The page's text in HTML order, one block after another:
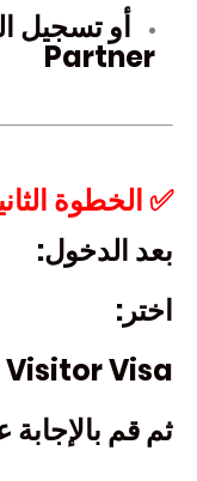
Partner
✅ الخطوة
بعد الدخول:
اختر:
Visitor Visa
ثم قم بالإجابة